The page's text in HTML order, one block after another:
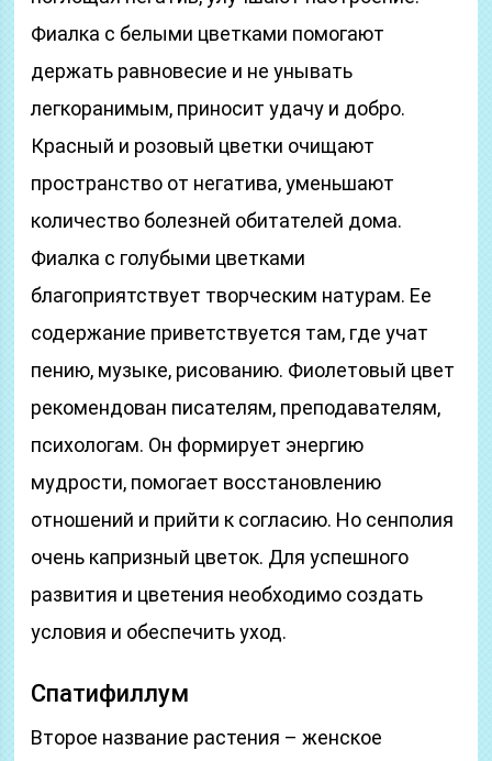
Фиалка с белыми цветками помогают
держать равновесие и не унывать
легкоранимым, приносит удачу и добро.
Красный и розовый цветки очищают
пространство от негатива, уменьшают
количество болезней обитателей дома.
Фиалка с голубыми цветками
благоприятствует творческим натурам. Ее
содержание приветствуется там, где учат
пению, музыке, рисованию. Фиолетовый цвет
рекомендован писателям, преподавателям,
психологам. Он формирует энергию
мудрости, помогает восстановлению
отношений и прийти к согласию. Но сенполия
очень капризный цветок. Для успешного
развития и цветения необходимо создать
условия и обеспечить уход.
Спатифиллум
Второе название растения – женское